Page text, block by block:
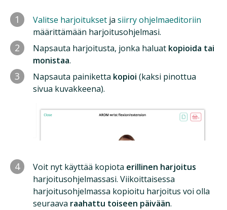
1 Valitse harjoitukset ja siirry ohjelmaeditoriin
määrittämään harjoitusohjelmasi.
2 Napsauta harjoitusta, jonka haluat kopioida tai
monistaa.
3 Napsauta painiketta kopioi (kaksi pinottua
sivua kuvakkeena).
4 Voit nyt käyttää kopiota erillinen harjoitus
harjoitusohjelmassasi. Viikoittaisessa
harjoitusohjelmassa kopioitu harjoitus voi olla
seuraava raahattu toiseen päivään.